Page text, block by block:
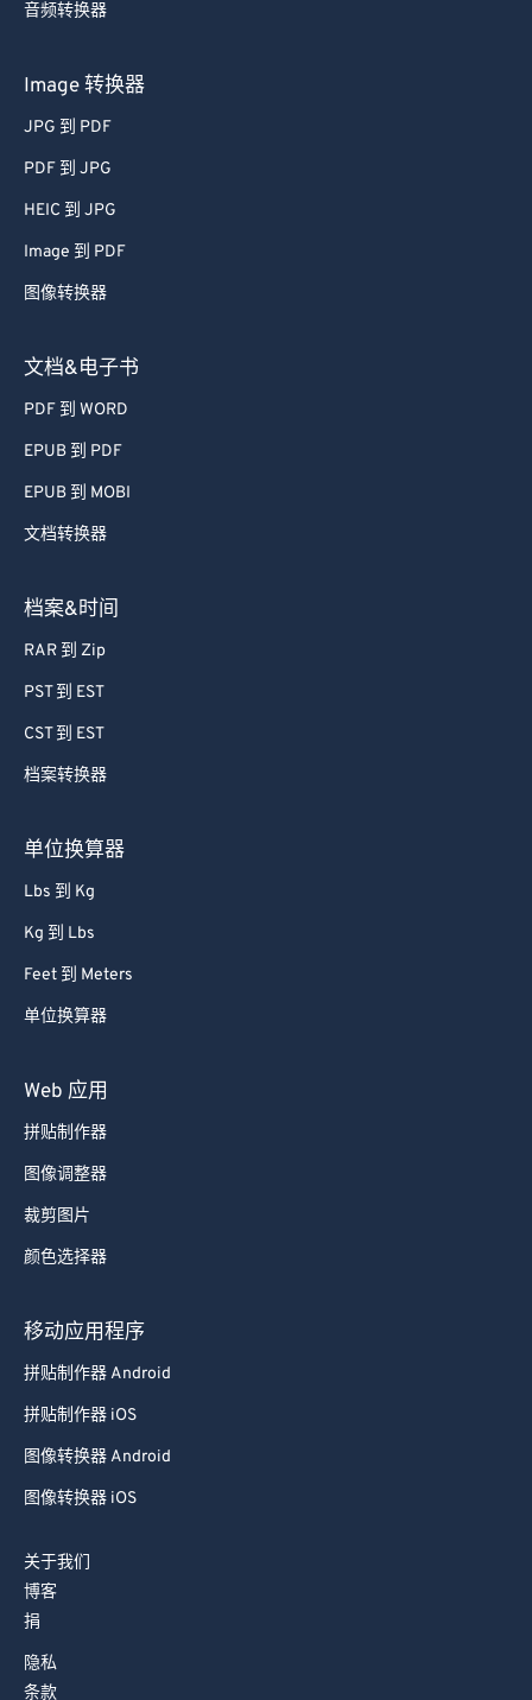
音频转换器
Image 转换器
JPG 到 PDF
PDF 到 JPG
HEIC 到 JPG
Image 到 PDF
图像转换器
文档&电子书
PDF 到 WORD
EPUB 到 PDF
EPUB 到 MOBI
文档转换器
档案&时间
RAR 到 Zip
PST 到 EST
CST 到 EST
档案转换器
单位换算器
Lbs 到 Kg
Kg 到 Lbs
Feet 到 Meters
单位换算器
Web 应用
拼贴制作器
图像调整器
裁剪图片
颜色选择器
移动应用程序
拼贴制作器 Android
拼贴制作器 iOS
图像转换器 Android
图像转换器 iOS
关于我们
博客
捐
隐私
条款